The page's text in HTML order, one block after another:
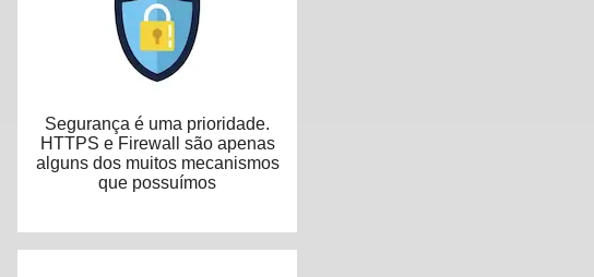
Segurança é uma prioridade.
HTTPS e Firewall são apenas
alguns dos muitos mecanismos
que possuímos